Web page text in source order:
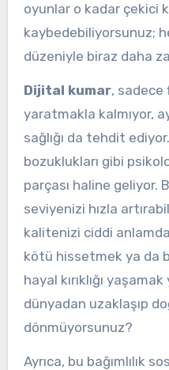
oyunlar o kadar çekici
kaybedebiliyorsunuz;
düzeniyle biraz daha
Dijital kumar, sadece
yaratmakla kalmıyor,
sağlığı da tehdit
bozuklukları gibi
parçası haline geliyor.
seviyenizi hızla
kalitenizi ciddi
kötü hissetmek ya da
hayal kırıklığı
dünyadan uzaklaşıp
dönmüyorsunuz?
Ayrıca, bu bağımlılık